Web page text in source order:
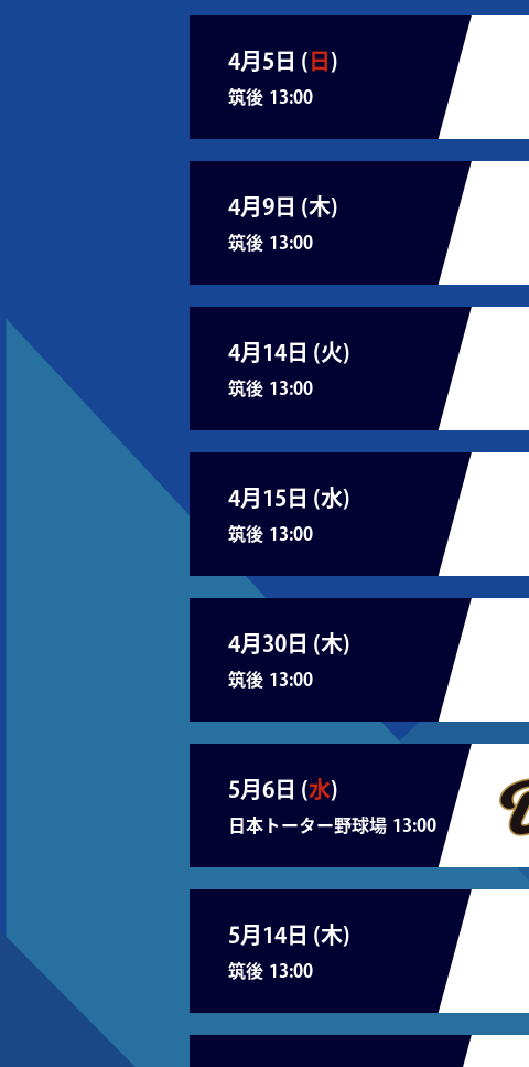
4月5日 ( 日 )
筑後 13:00
4月9日 (木)
筑後 13:00
4月14日 (火)
筑後 13:00
4月15日 (水)
筑後 13:00
4月30日 (木)
筑後 13:00
5月6日 (水)
日本トーター野球場 13:00
5月14日 (木)
筑後 13:00